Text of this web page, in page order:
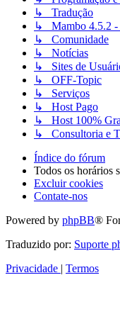
↳ Tradução
↳ Mambo 4.5.2 -
↳ Comunidade
↳ Notícias
↳ Sites de
↳ OFF-Topic
↳ Serviços
↳ Host Pago
↳ Host 100%
↳ Consultoria e
Índice do fórum
Todos os horários
Excluir cookies
Contate-nos
Powered by phpBB®
Traduzido por: Suporte
Privacidade | Termos